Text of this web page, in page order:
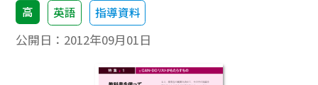
高 英語 指導資料
公開日： 2012年09月01日